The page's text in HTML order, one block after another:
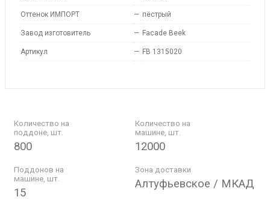
Оттенок ИМПОРТ — пёстрый
Завод изготовитель — Facade Beek
Артикул — FB 1315020
Количество на
поддоне, шт.
800
Количество на
машине, шт.
12000
Поддонов на
машине, шт.
15
Зона доставки
Алтуфьевское / МКАД